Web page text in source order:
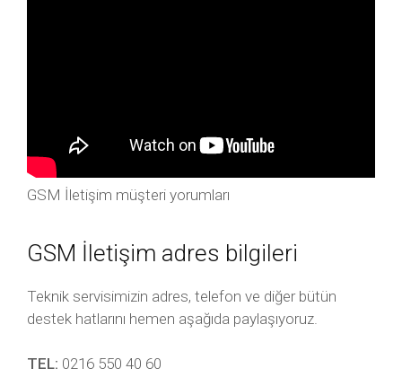
GSM İletişim müşteri yorumları
GSM İletişim adres bilgileri
Teknik servisimizin adres, telefon ve diğer bütün
destek hatlarını hemen aşağıda paylaşıyoruz.
TEL: 0216 550 40 60